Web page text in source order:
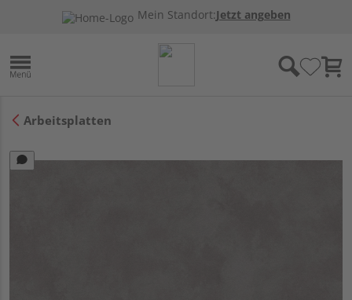
Mein Standort:Jetzt angeben
Arbeitsplatten